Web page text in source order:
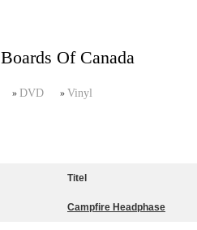
Boards Of Canada
» DVD » Vinyl
Titel
Campfire Headphase